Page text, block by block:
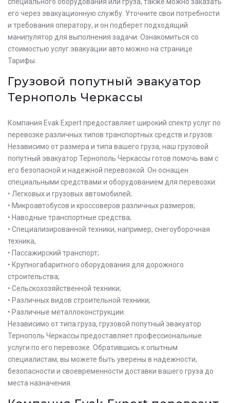
его через эвакуационную службу. Уточните свои потребности
и требования оператору, и он подберет подходящий
манипулятор для выполнения задачи. Ознакомиться со
стоимостью услуг эвакуации авто можно на странице
Тарифы.
Грузовой попутный эвакуатор
Тернополь Черкассы
Компания Evak Expert предоставляет широкий спектр услуг по
перевозке различных типов транспортных средств и грузов.
Независимо от размера и типа вашего груза, наш грузовой
попутный эвакуатор Тернополь Черкассы готов помочь вам с
его безопасной и надежной перевозкой. Он оснащен
специальными средствами и оборудованием для перевозки:
• Легковых и грузовых автомобилей;
• Микроавтобусов и кроссоверов различных размеров;
• Наводные транспортные средства;
• Специализированной техники, например, снегоуборочная
техника,
• Пассажирский транспорт;
• Крупногабаритного оборудования для дорожного
строительства;
• Сельскохозяйственной техники;
• Различных видов строительной техники;
• Различные металлоконструкции.
Независимо от типа груза, грузовой попутный эвакуатор
Тернополь Черкассы предоставляет профессиональные
услуги по его перевозке. Обратившись к опытным
специалистам, вы можете быть уверены в надежности,
безопасности и своевременности доставки вашего груза до
места назначения.